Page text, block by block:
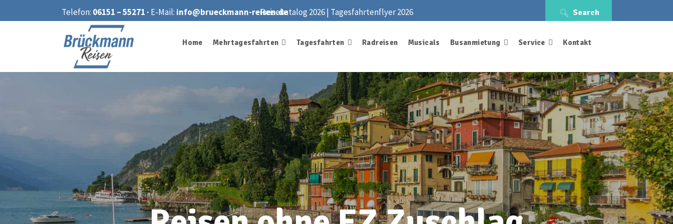
Telefon: 06151 – 55271 · E-Mail: info@brueckmann-reisen.deReisekatalog 2026| Tagesfahrtenflyer 2026 Search
Home Mehrtagesfahrten Tagesfahrten Radreisen Musicals Busanmietung Service Kontakt